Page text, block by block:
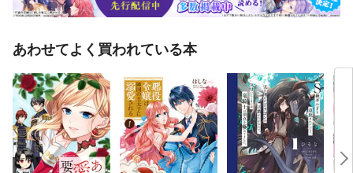
あわせてよく買われている本